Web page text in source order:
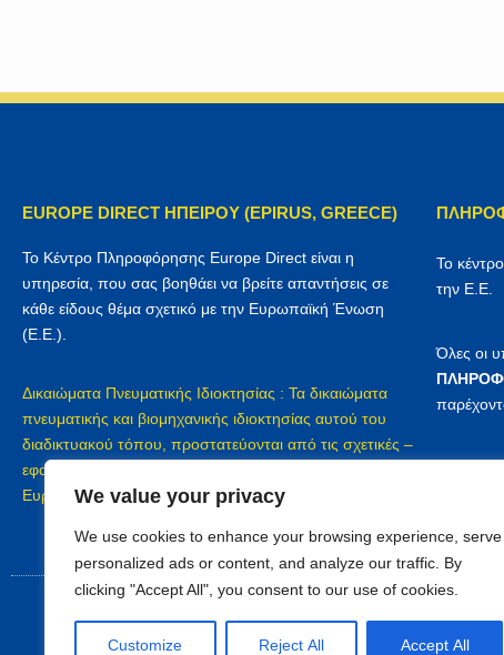
We value your privacy
We use cookies to enhance your browsing experience, serve
personalized ads or content, and analyze our traffic. By
clicking "Accept All", you consent to our use of cookies.
Customize Reject All Accept All
EUROPE DIRECT ΗΠΕΙΡΟΥ (EPIRUS, GREECE)
Το Κέντρο Πληροφόρησης Europe Direct είναι η
υπηρεσία, που σας βοηθάει να βρείτε απαντήσεις σε
κάθε είδους θέμα σχετικό με την Ευρωπαϊκή Ένωση
(Ε.Ε.).
Δικαιώματα Πνευματικής Ιδιοκτησίας : Τα δικαιώματα
πνευματικής και βιομηχανικής ιδιοκτησίας αυτού του
διαδικτυακού τόπου, προστατεύονται από τις σχετικές –
εφαρμοζόμενες διατάξεις του Ελληνικού δικαίου, του
Ευρωπαϊκού δικαίου και των διεθνών συμβάσεων
Το
την Ε.Ε.
Όλες οι